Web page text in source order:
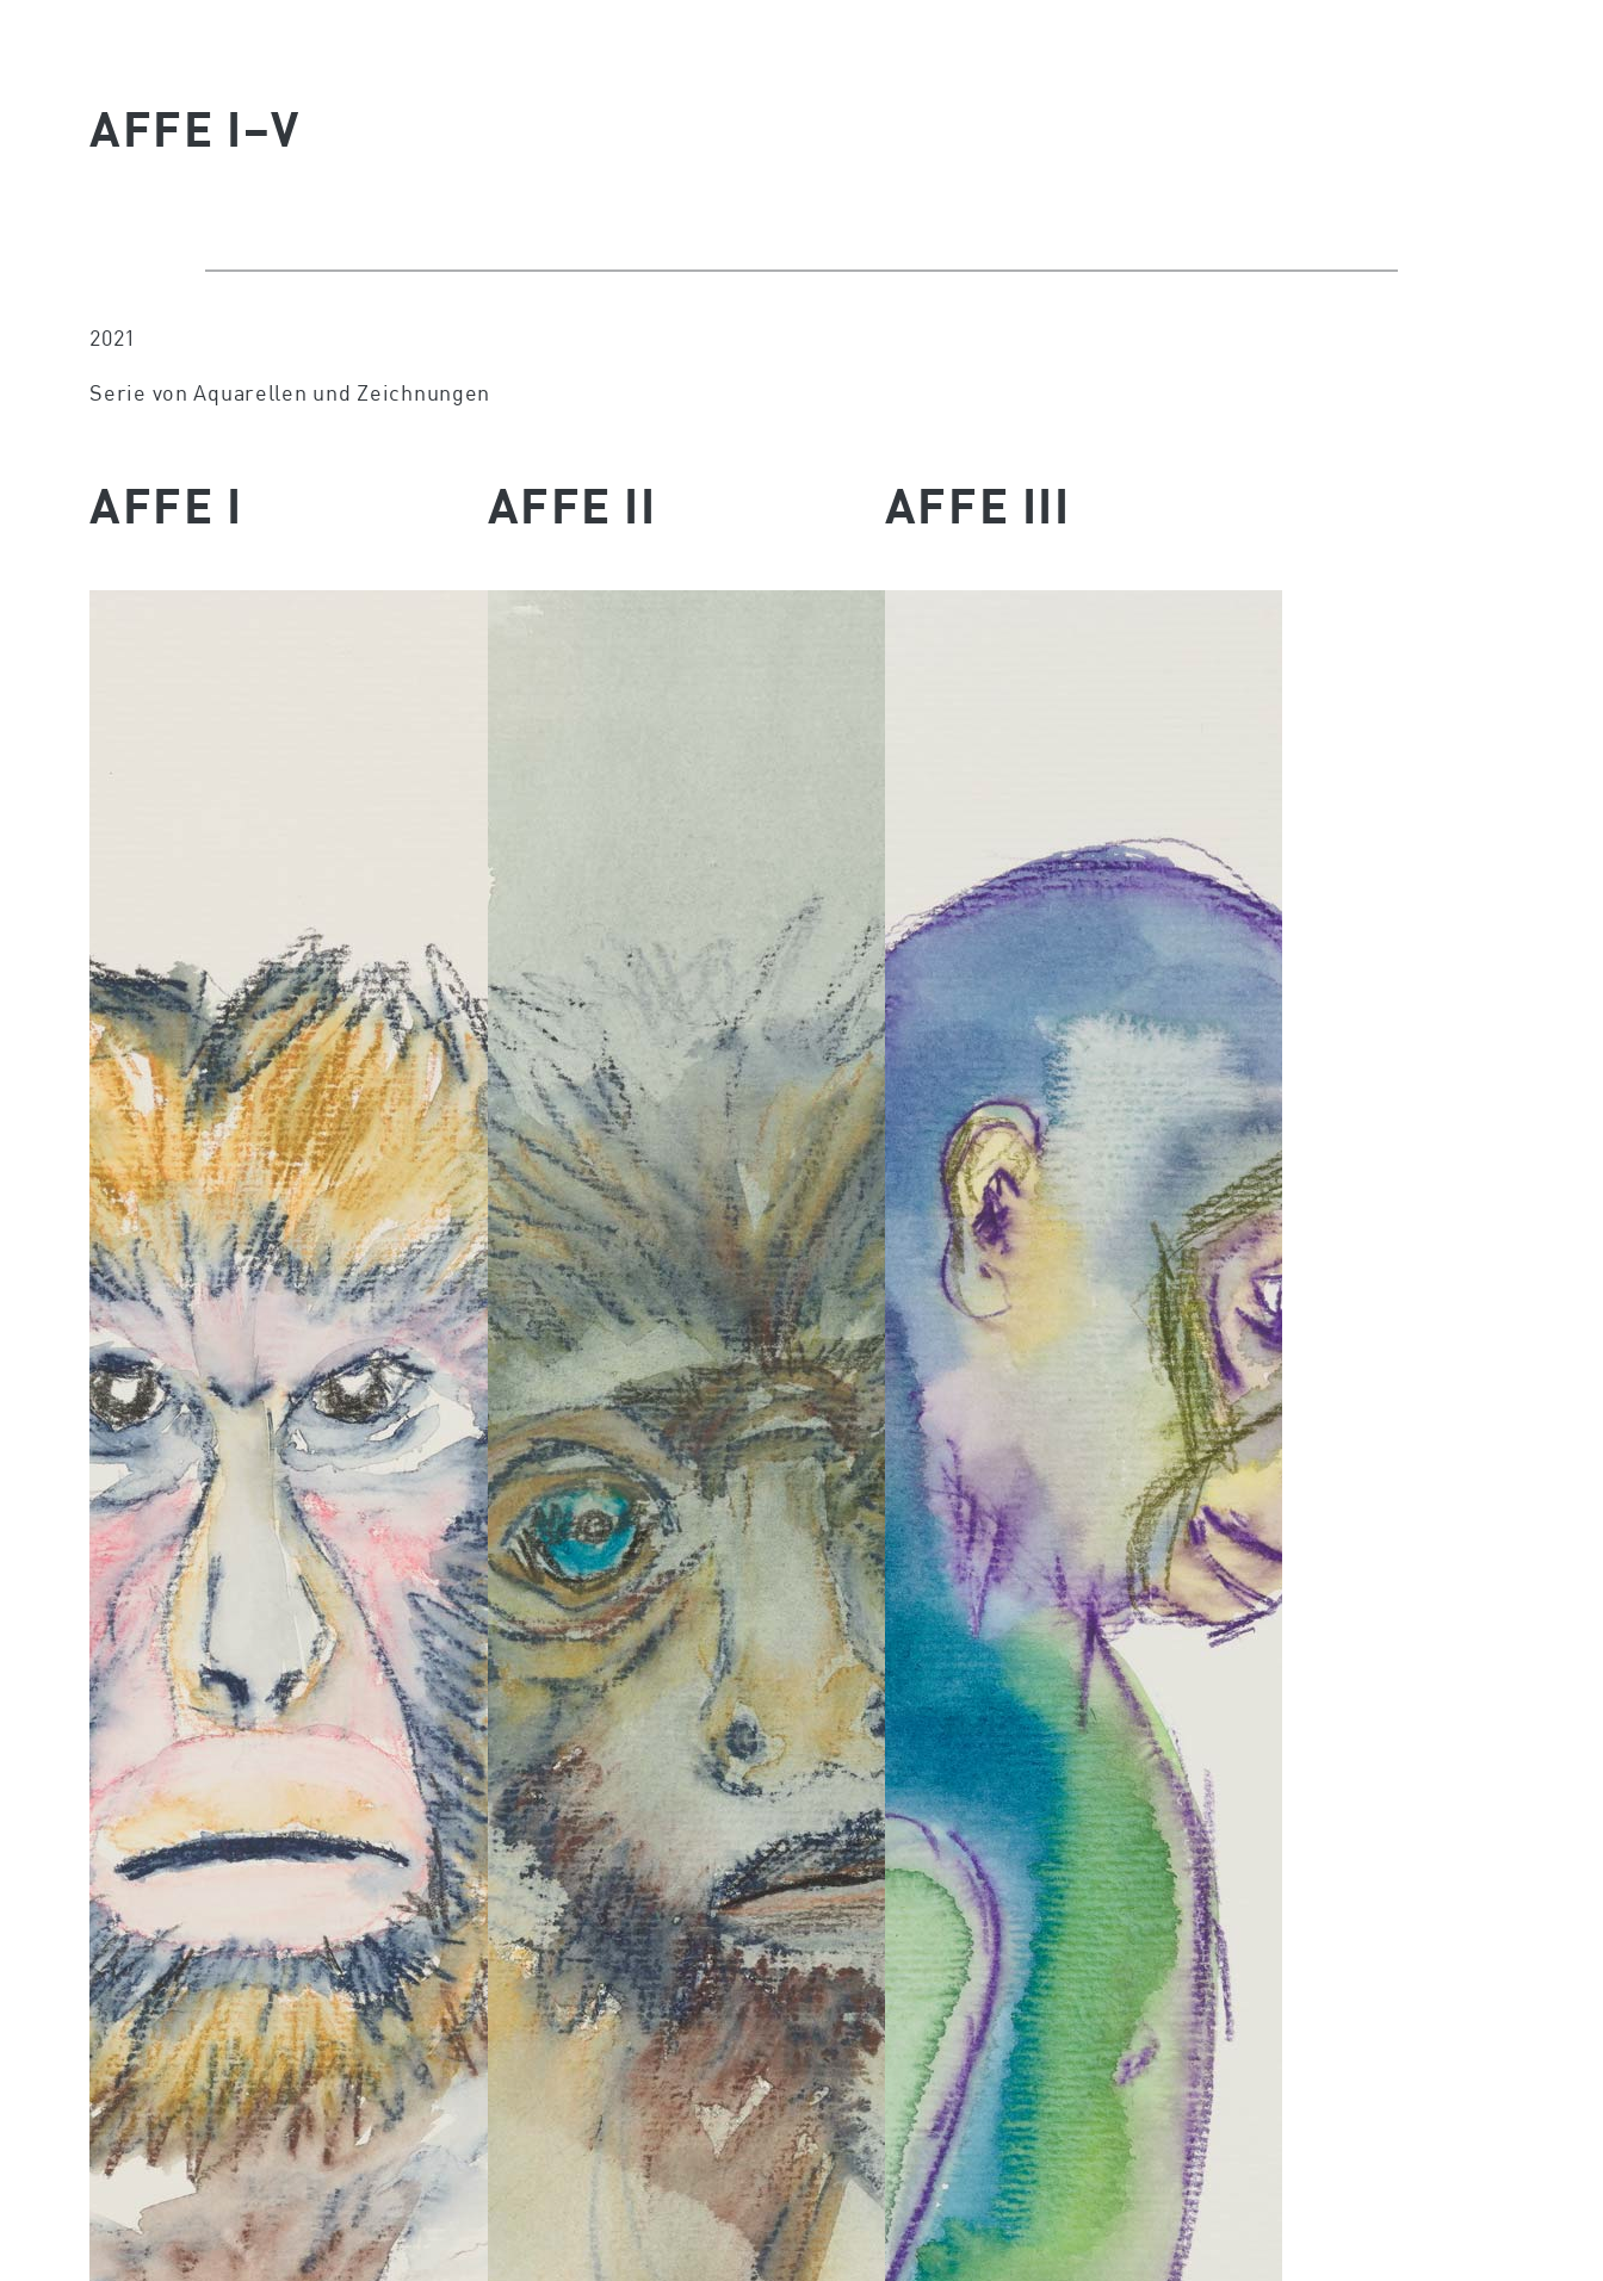
AFFE I–V
2021
Serie von Aquarellen und Zeichnungen
AFFE I AFFE II AFFE III